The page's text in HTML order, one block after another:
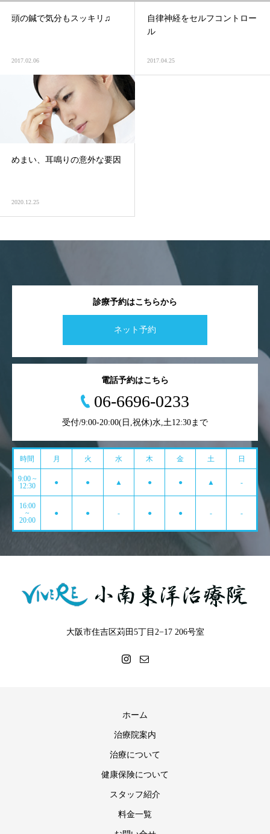
頭の鍼で気分もスッキリ♫
2017.02.06
自律神経をセルフコントロー
ル
2017.04.25
めまい、耳鳴りの意外な要因
2020.12.25
診療予約はこちらから
ネット予約
電話予約はこちら
06-6696-0233
受付/9:00-20:00(日,祝休)水,土12:30まで
時間 月 火 水 木 金 土 日
9:00 ~
12:30
● ● ▲ ● ● ▲ -
16:00
~
20:00
● ● - ● ● - -
大阪市住吉区苅田5丁目2−17 206号室
ホーム
治療院案内
治療について
健康保険について
スタッフ紹介
料金一覧